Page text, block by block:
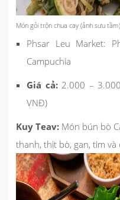
Món gỏi trộn chua cay (ảnh sưu tầm)
Phsar Leu Market:
Campuchia
Giá cả: 2.000 –
VNĐ)
Kuy Teav: Món bún bò
thanh, thịt bò, gan, tim và